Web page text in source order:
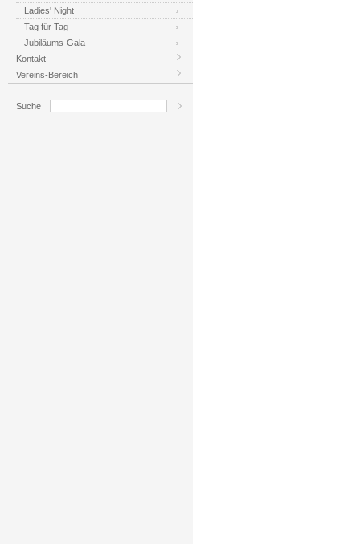
Ladies' Night
Tag für Tag
Jubiläums-Gala
Kontakt
Vereins-Bereich
Suche